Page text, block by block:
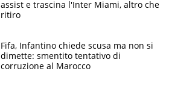
assist e trascina l'Inter Miami, altro che
ritiro
Fifa, Infantino chiede scusa ma non si
dimette: smentito tentativo di
corruzione al Marocco